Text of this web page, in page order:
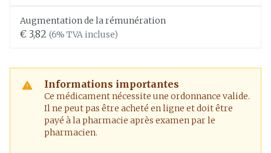
Augmentation de la rémunération
€ 3,82 (6% TVA incluse)
Informations importantes
Ce médicament nécessite une ordonnance valide.
Il ne peut pas être acheté en ligne et doit être
payé à la pharmacie après examen par le
pharmacien.